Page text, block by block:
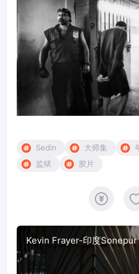
Sedin 大师集
监狱
胶片
Kevin Frayer-印度